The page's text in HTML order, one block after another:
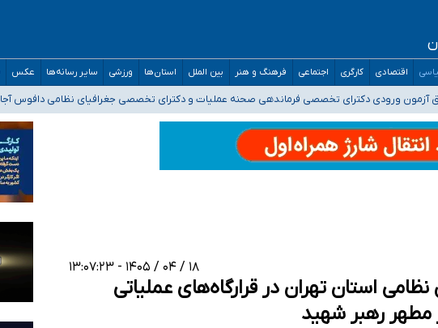
اقتصادی کارگری اجتماعی فرهنگ و هنر بین الملل استان‌ها ورزشی سایر رسانه‌ها عکس
خواستار اصلاح ظرفیت‌ها هستیم، اما هنوز پاسخ مشخصی نگرفته‌ایم
آزمون ورودی دکترای تخصصی فرماندهی صحنه عملیات و دکترای تخصصی جغرافیای نظامی دافوس آجا
راویان حقیقت با دغدغه نان، مسکن و بیمه
تنفسی در کشور/ خوزستان و کرمان بالاتر از آستانه هشدار
یا اخراج نشده است/ از رئیس جمهور خواستیم ورود کند
۱۸ / ۰۴ / ۱۴۰۵ - ۱۳:۰۷:۲۳
استان تهران در قرارگاه‌های عملیاتی
مطهر رهبر شهید